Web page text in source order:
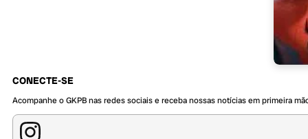
CONECTE-SE
Acompanhe o GKPB nas redes sociais e receba nossas notícias em primeira